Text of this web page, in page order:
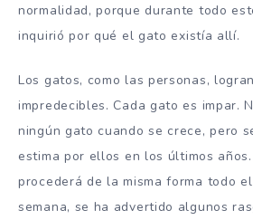
normalidad, porque durante todo
inquirió por qué el gato existía allí.
Los gatos, como las personas,
impredecibles. Cada gato es impar.
ningún gato cuando se crece, pero
estima por ellos en los últimos
procederá de la misma forma todo
semana, se ha advertido algunos